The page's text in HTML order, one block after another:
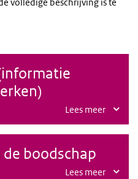
link)
Lees meer
de boodschap
Lees meer